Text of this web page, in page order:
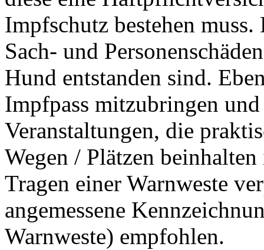
Impfschutz bestehen
Sach- und
Hund entstanden sind.
Impfpass mitzubringen
Veranstaltungen, die
Wegen / Plätzen
Tragen einer Warnweste
angemessene
Warnweste) empfohlen.